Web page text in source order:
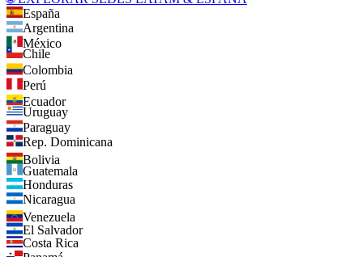
🌐 EXPLORAR SEDES LATAM & ESPAÑA
España
Argentina
México
Chile
Colombia
Perú
Ecuador
Uruguay
Paraguay
Rep. Dominicana
Bolivia
Guatemala
Honduras
Nicaragua
Venezuela
El Salvador
Costa Rica